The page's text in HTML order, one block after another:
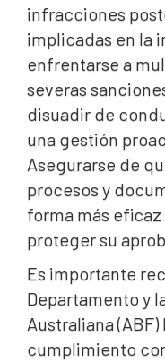
infracciones
implicadas en la
enfrentarse a
severas
disuadir de
una gestión
Asegurarse de
procesos y
forma más
proteger su
Es importante
Departamento y
Australiana
cumplimiento